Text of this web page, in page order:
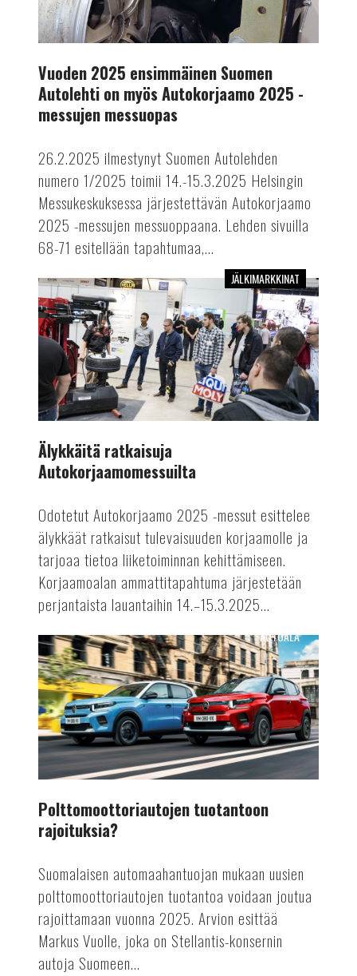
2025
-
messuopas
Vuoden 2025 ensimmäinen Suomen
Autolehti on myös Autokorjaamo 2025 -
messujen messuopas
26.2.2025 ilmestynyt Suomen Autolehden
numero 1/2025 toimii 14.-15.3.2025 Helsingin
Messukeskuksessa järjestettävän Autokorjaamo
2025 -messujen messuoppaana. Lehden sivuilla
68-71 esitellään tapahtumaa,...
Älykkäitä
ratkaisuja
Autokorjaamomessuilta
JÄLKIMARKKINAT
Älykkäitä ratkaisuja
Autokorjaamomessuilta
Odotetut Autokorjaamo 2025 -messut esittelee
älykkäät ratkaisut tulevaisuuden korjaamolle ja
tarjoaa tietoa liiketoiminnan kehittämiseen.
Korjaamoalan ammattitapahtuma järjestetään
perjantaista lauantaihin 14.–15.3.2025...
Polttomoottoriautojen
tuotantoon
rajoituksia?
AUTOALA
Polttomoottoriautojen tuotantoon
rajoituksia?
Suomalaisen automaahantuojan mukaan uusien
polttomoottoriautojen tuotantoa voidaan joutua
rajoittamaan vuonna 2025. Arvion esittää
Markus Vuolle, joka on Stellantis-konsernin
autoja Suomeen...